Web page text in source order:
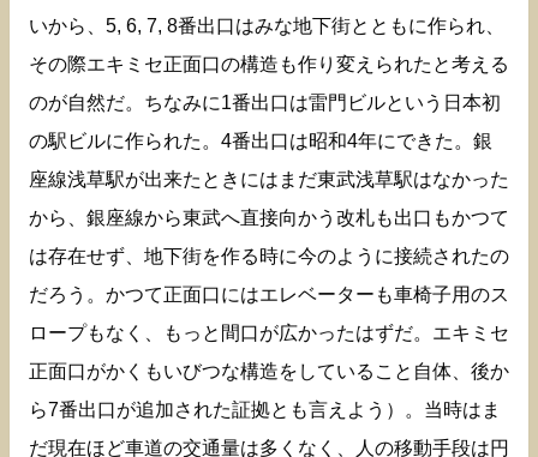
いから、5, 6, 7, 8番出口はみな地下街とともに作られ、
その際エキミセ正面口の構造も作り変えられたと考える
のが自然だ。ちなみに1番出口は雷門ビルという日本初
の駅ビルに作られた。4番出口は昭和4年にできた。銀
座線浅草駅が出来たときにはまだ東武浅草駅はなかった
から、銀座線から東武へ直接向かう改札も出口もかつて
は存在せず、地下街を作る時に今のように接続されたの
だろう。かつて正面口にはエレベーターも車椅子用のス
ロープもなく、もっと間口が広かったはずだ。エキミセ
正面口がかくもいびつな構造をしていること自体、後か
ら7番出口が追加された証拠とも言えよう）。当時はま
だ現在ほど車道の交通量は多くなく、人の移動手段は円